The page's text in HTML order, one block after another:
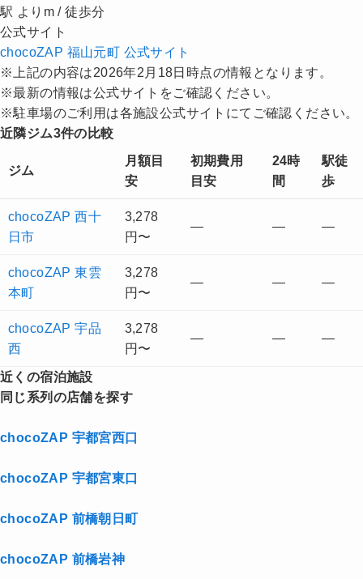
駅 よりm / 徒歩分
公式サイト
chocoZAP 福山元町 公式サイト
※上記の内容は2026年2月18日時点の情報となります。
※最新の情報は公式サイトをご確認ください。
※駐車場のご利用は各施設公式サイトにてご確認ください。
近隣ジム3件の比較
ジム
月額目
安
初期費用
目安
24時
間
駅徒
歩
chocoZAP 西十
日市
3,278
円〜
— — —
chocoZAP 東雲
本町
3,278
円〜
— — —
chocoZAP 宇品
西
3,278
円〜
— — —
近くの宿泊施設
同じ系列の店舗を探す
chocoZAP 宇都宮西口
chocoZAP 宇都宮東口
chocoZAP 前橋朝日町
chocoZAP 前橋岩神